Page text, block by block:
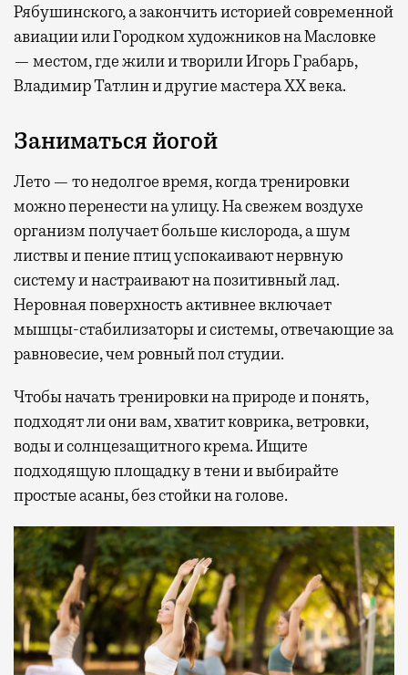
Рябушинского, а закончить историей современной
авиации или Городком художников на Масловке
— местом, где жили и творили Игорь Грабарь,
Владимир Татлин и другие мастера XX века.
Заниматься йогой
Лето — то недолгое время, когда тренировки
можно перенести на улицу. На свежем воздухе
организм получает больше кислорода, а шум
листвы и пение птиц успокаивают нервную
систему и настраивают на позитивный лад.
Неровная поверхность активнее включает
мышцы-стабилизаторы и системы, отвечающие за
равновесие, чем ровный пол студии.
Чтобы начать тренировки на природе и понять,
подходят ли они вам, хватит коврика, ветровки,
воды и солнцезащитного крема. Ищите
подходящую площадку в тени и выбирайте
простые асаны, без стойки на голове.